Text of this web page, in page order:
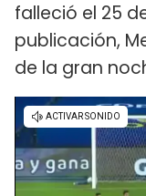
falleció el 25
publicación,
de la gran